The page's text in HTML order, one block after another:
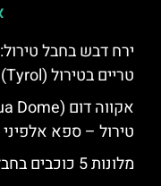
ירח דבש בחבל
טריים בטירול (Tyrol)
טירול – ספא
מלונות 5 כוכבים בחבל טירול